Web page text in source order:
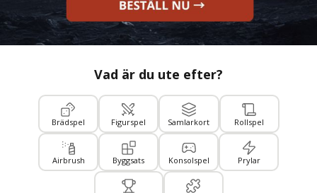
Vad är du ute efter?
Brädspel Figurspel Samlarkort Rollspel
Airbrush Byggsats Konsolspel Prylar